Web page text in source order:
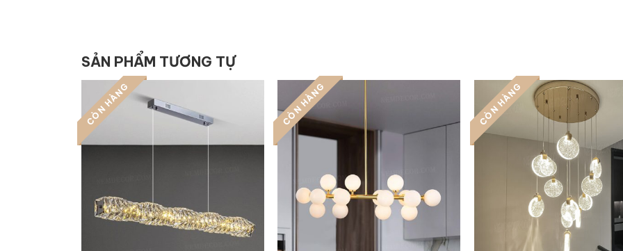
SẢN PHẨM TƯƠNG TỰ
CÒN HÀNG CÒN HÀNG CÒN HÀNG